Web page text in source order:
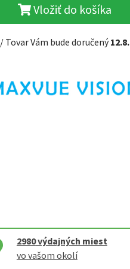
Vložiť do košíka
/ Tovar Vám bude doručený12.8.
2980výdajných miest
vo vašom okolí